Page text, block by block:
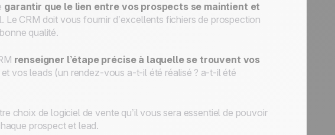
garantir que le lien entre vos prospects se maintient et
Le CRM doit vous fournir d’excellents fichiers de prospection
qualité.
renseigner l’étape précise à laquelle se trouvent vos
vos leads (un rendez-vous a-t-il été réalisé ? a-t-il été
choix de logiciel de vente qu’il vous sera essentiel de pouvoir
prospect et lead.